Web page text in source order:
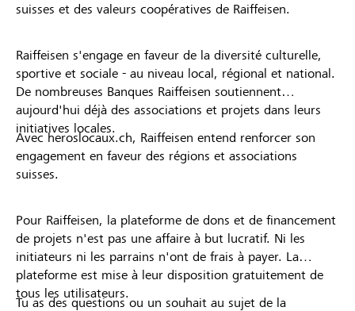
suisses et des valeurs coopératives de Raiffeisen.
Raiffeisen s'engage en faveur de la diversité culturelle,
sportive et sociale - au niveau local, régional et national.
De nombreuses Banques Raiffeisen soutiennent
aujourd'hui déjà des associations et projets dans leurs
initiatives locales.
Avec heroslocaux.ch, Raiffeisen entend renforcer son
engagement en faveur des régions et associations
suisses.
Pour Raiffeisen, la plateforme de dons et de financement
de projets n'est pas une affaire à but lucratif. Ni les
initiateurs ni les parrains n'ont de frais à payer. La
plateforme est mise à leur disposition gratuitement de
tous les utilisateurs.
Tu as des questions ou un souhait au sujet de la